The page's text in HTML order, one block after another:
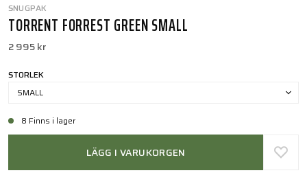
SNUGPAK
TORRENT FORREST GREEN SMALL
2 995 kr
STORLEK
SMALL
8 Finns i lager
LÄGG I VARUKORGEN